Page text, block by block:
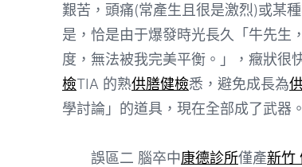
艱苦，頭痛(常產生且很是激烈)或某
是，恰是由于爆發時光長久「牛先生
度，無法被我完美平衡。」，癥狀很
檢TIA 的熟供膳健檢悉，避免成長為
學討論」的道具，現在全部成了武器
誤區二 腦卒中康德診所僅產新竹